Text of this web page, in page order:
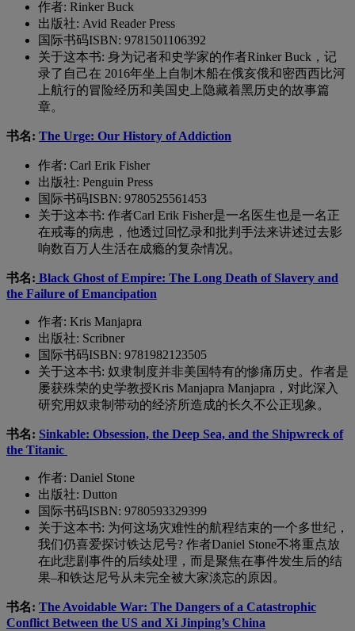
作者: Rinker Buck
出版社: Avid Reader Press
国际书码ISBN: 9781501106392
关于这本书: 身为记者和史学家的作者Rinker Buck ，记
录了自己在 2016年坐上自制木船在俄亥俄和密西西比河
上航行的冒险经历和美国史上隐藏着黑历史的故事篇
章。
书名: The Urge: Our History of Addiction
作者: Carl Erik Fisher
出版社: Penguin Press
国际书码ISBN: 9780525561453
关于这本书: 作者Carl Erik Fisher是一名医生也是一名正
在戒毒的病患，他透过回忆录和批判手法来讲述过去影
响数百万人生活在成瘾的复杂情况。
书名: Black Ghost of Empire: The Long Death of Slavery and
the Failure of Emancipation
作者: Kris Manjapra
出版社: Scribner
国际书码ISBN: 9781982123505
关于这本书: 奴隶制度并非美国特有的惨痛历史。作者是
屡获殊荣的史学教授Kris Manjapra Manjapra，对此深入
研究用奴隶制带动的经济所造成的长久不公正现象。
书名: Sinkable: Obsession, the Deep Sea, and the Shipwreck of
the Titanic
作者: Daniel Stone
出版社: Dutton
国际书码ISBN: 9780593329399
关于这本书: 为何这场灾难性的航程结束的一个多世纪，
我们仍喜爱探讨铁达尼号? 作者Daniel Stone不将重点放
在此悲剧事件的后续处理，而是聚焦在事件发生后的结
果–和铁达尼号从未完全被大家淡忘的原因。
书名: The Avoidable War: The Dangers of a Catastrophic
Conflict Between the US and Xi Jinping’s China